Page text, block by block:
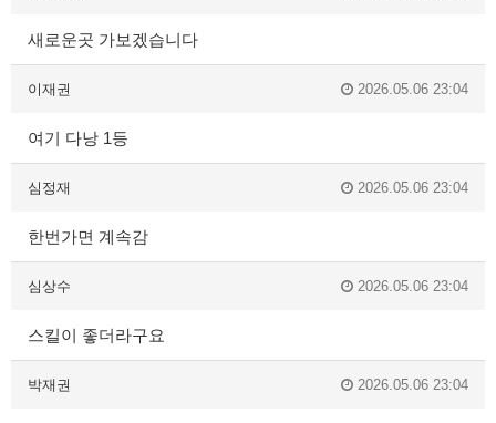
새로운곳 가보겠습니다
이재권 2026.05.06 23:04
여기 다낭 1등
심정재 2026.05.06 23:04
한번가면 계속감
심상수 2026.05.06 23:04
스킬이 좋더라구요
박재권 2026.05.06 23:04